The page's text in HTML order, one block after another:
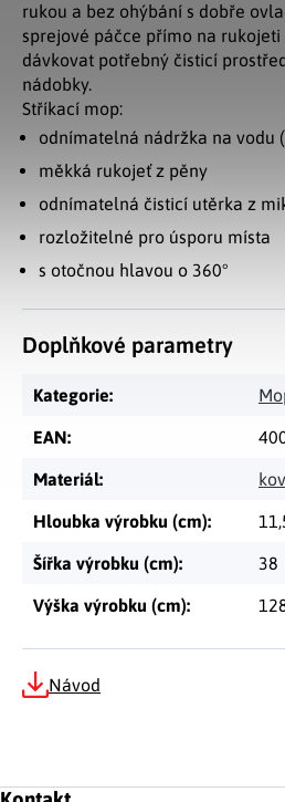
rukou a bez ohýbání s dobře
sprejové páčce přímo na
dávkovat potřebný čisticí
nádobky.
Stříkací mop:
odnímatelná nádržka na vodu
měkká rukojeť z pěny
odnímatelná čisticí utěrka z
rozložitelné pro úsporu místa
s otočnou hlavou o 360°
Doplňkové parametry
Kategorie:
EAN:
Materiál: kov
Hloubka výrobku (cm):
Šířka výrobku (cm): 38
Výška výrobku (cm):
Návod